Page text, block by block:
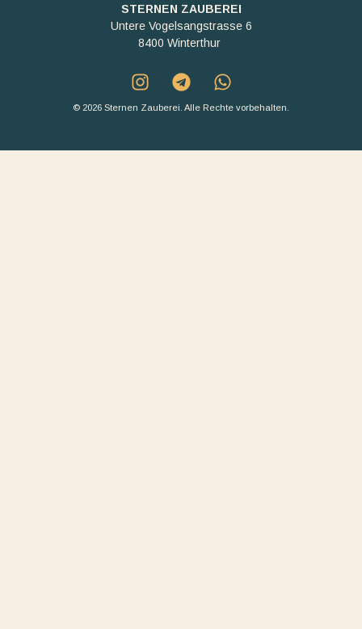
STERNEN ZAUBEREI
Untere Vogelsangstrasse 6
8400 Winterthur
© 2026 Sternen Zauberei. Alle Rechte vorbehalten.